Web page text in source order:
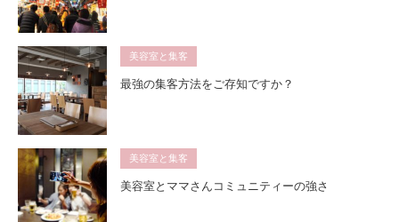
美容室と集客
最強の集客方法をご存知ですか？
美容室と集客
美容室とママさんコミュニティーの強さ